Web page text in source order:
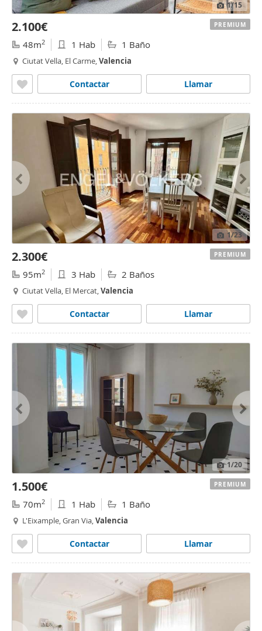
1/15
2.100€
48m2 1 Hab 1 Baño
Ciutat Vella, El Carme,Valencia
Llamar
Contactar
PREMIUM
1/23
2.300€
95m2 3 Hab 2 Baños
Ciutat Vella, El Mercat,Valencia
Llamar
Contactar
PREMIUM
1/20
1.500€
70m2 1 Hab 1 Baño
L'Eixample, Gran Via,Valencia
Llamar
Contactar
PREMIUM